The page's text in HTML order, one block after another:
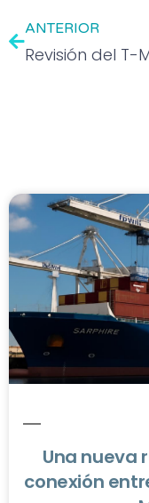
ANTERIOR
Una nueva
conexión